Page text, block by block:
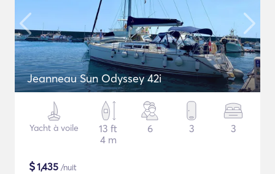
Jeanneau Sun Odyssey 42i
Yacht à voile
13 ft
4 m
6 3 3
$1,435 /nuit